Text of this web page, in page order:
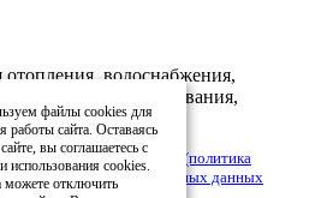
водоснабжения,
кондиционирования,
персональных данных (политика
на обработку персональных данных
файлы cookies для
работы сайта. Оставаясь
вы соглашаетесь с
использования cookies.
можете отключить